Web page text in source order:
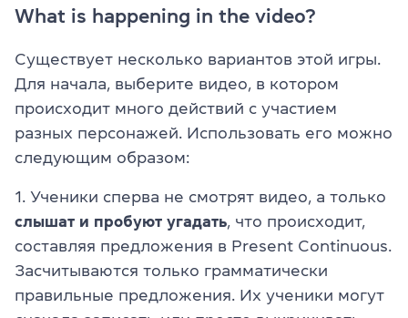
What is happening in the video?
Существует несколько вариантов этой игры.
Для начала, выберите видео, в котором
происходит много действий с участием
разных персонажей. Использовать его можно
следующим образом:
1. Ученики сперва не смотрят видео, а только
слышат и пробуют угадать , что происходит,
составляя предложения в Present Continuous.
Засчитываются только грамматически
правильные предложения. Их ученики могут